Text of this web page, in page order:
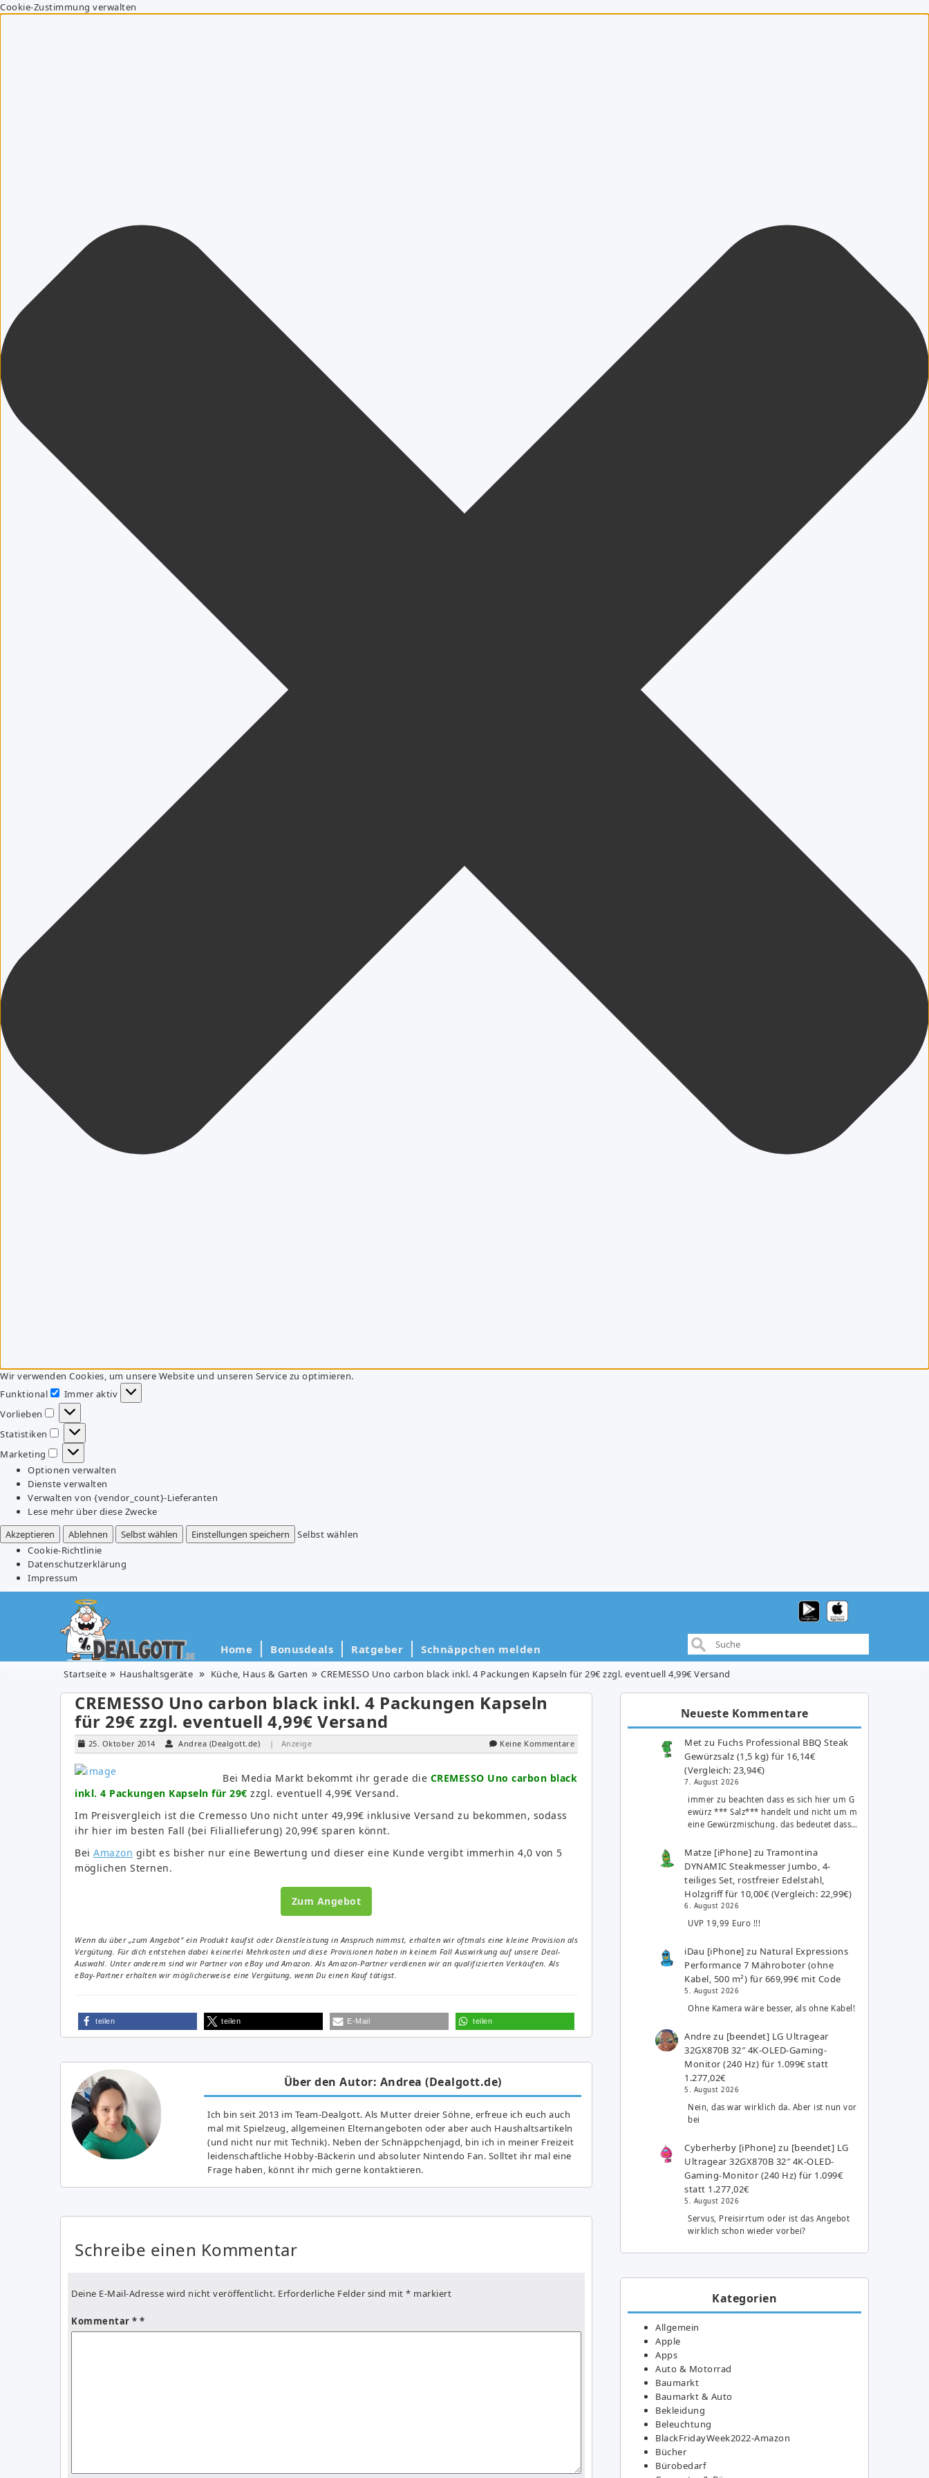
Cookie-Zustimmung verwalten
Wir verwenden Cookies, um unsere Website und unseren Service zu optimieren.
Funktional
Funktional
Immer aktiv
Vorlieben
Vorlieben
Statistiken
Statistiken
Marketing
Marketing
Optionen verwalten
Dienste verwalten
Verwalten von {vendor_count}-Lieferanten
Lese mehr über diese Zwecke
Akzeptieren
Ablehnen Selbst wählen Einstellungen speichern
Selbst wählen
Cookie-Richtlinie
Datenschutzerklärung
Impressum
Home Bonusdeals Ratgeber Schnäppchen melden
Startseite Haushaltsgeräte Küche, Haus & Garten CREMESSO Uno carbon black inkl. 4 Packungen Kapseln für 29€ zzgl. eventuell 4,99€ Versand
CREMESSO Uno carbon black inkl. 4 Packungen Kapseln
für 29€ zzgl. eventuell 4,99€ Versand
25. Oktober 2014 Andrea (Dealgott.de) | Anzeige Keine Kommentare
Bei Media Markt bekommt ihr gerade die CREMESSO Uno carbon black
inkl. 4 Packungen Kapseln für 29€ zzgl. eventuell 4,99€ Versand.
Im Preisvergleich ist die Cremesso Uno nicht unter 49,99€ inklusive Versand zu bekommen, sodass
ihr hier im besten Fall (bei Filiallieferung) 20,99€ sparen könnt.
Bei Amazon gibt es bisher nur eine Bewertung und dieser eine Kunde vergibt immerhin 4,0 von 5
möglichen Sternen.
Zum Angebot
Wenn du über „zum Angebot“ ein Produkt kaufst oder Dienstleistung in Anspruch nimmst, erhalten wir oftmals eine kleine Provision als
Vergütung. Für dich entstehen dabei keinerlei Mehrkosten und diese Provisionen haben in keinem Fall Auswirkung auf unsere Deal-
Auswahl. Unter anderem sind wir Partner von eBay und Amazon. Als Amazon-Partner verdienen wir an qualifizierten Verkäufen. Als
eBay-Partner erhalten wir möglicherweise eine Vergütung, wenn Du einen Kauf tätigst.
teilen teilen E-Mail teilen
Über den Autor: Andrea (Dealgott.de)
Ich bin seit 2013 im Team-Dealgott. Als Mutter dreier Söhne, erfreue ich euch auch
mal mit Spielzeug, allgemeinen Elternangeboten oder aber auch Haushaltsartikeln
(und nicht nur mit Technik). Neben der Schnäppchenjagd, bin ich in meiner Freizeit
leidenschaftliche Hobby-Bäckerin und absoluter Nintendo Fan. Solltet ihr mal eine
Frage haben, könnt ihr mich gerne kontaktieren.
Schreibe einen Kommentar
Deine E-Mail-Adresse wird nicht veröffentlicht. Erforderliche Felder sind mit * markiert
Kommentar *
Neueste Kommentare
Met zu Fuchs Professional BBQ Steak
Gewürzsalz (1,5 kg) für 16,14€
(Vergleich: 23,94€)
7. August 2026
immer zu beachten dass es sich hier um G
ewürz *** Salz*** handelt und nicht um m
eine Gewürzmischung. das bedeutet dass…
Matze [iPhone] zuTramontina
DYNAMIC Steakmesser Jumbo, 4-
teiliges Set, rostfreier Edelstahl,
Holzgriff für 10,00€ (Vergleich: 22,99€)
6. August 2026
UVP 19,99 Euro !!!
iDau [iPhone] zu Natural Expressions
Performance 7 Mähroboter (ohne
Kabel, 500 m²) für 669,99€ mit Code
5. August 2026
Ohne Kamera wäre besser, als ohne Kabel!
Andre zu [beendet] LG Ultragear
32GX870B 32″ 4K-OLED-Gaming-
Monitor (240 Hz) für 1.099€ statt
1.277,02€
5. August 2026
Nein, das war wirklich da. Aber ist nun vor
bei
Cyberherby [iPhone] zu [beendet] LG
Ultragear 32GX870B 32″ 4K-OLED-
Gaming-Monitor (240 Hz) für 1.099€
statt 1.277,02€
5. August 2026
Servus, Preisirrtum oder ist das Angebot
wirklich schon wieder vorbei?
Kategorien
Allgemein
Apple
Apps
Auto & Motorrad
Baumarkt
Baumarkt & Auto
Bekleidung
Beleuchtung
BlackFridayWeek2022-Amazon
Bücher
Bürobedarf